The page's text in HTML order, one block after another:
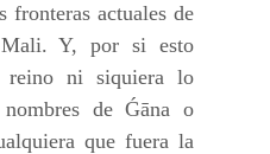
fronteras actuales de
Y, por si esto
reino ni siquiera lo
de Ǵāna o
que fuera la